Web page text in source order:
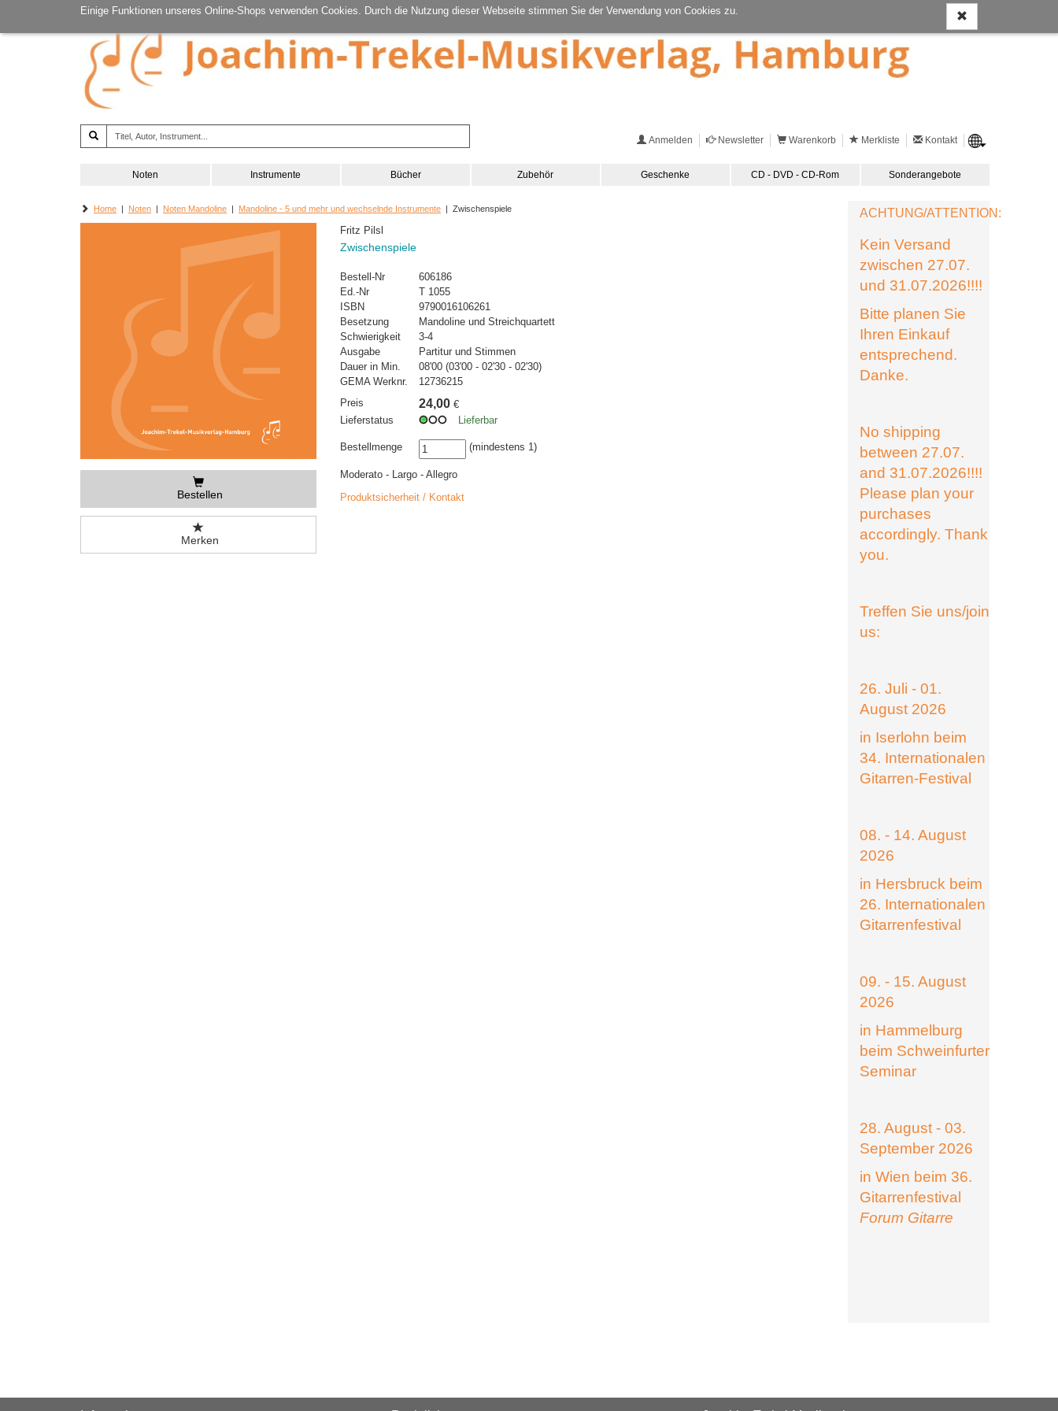
Einige Funktionen unseres Online-Shops verwenden Cookies. Durch die Nutzung dieser Webseite stimmen Sie der Verwendung von Cookies zu.
Anmelden Newsletter Warenkorb Merkliste Kontakt
Noten Instrumente Bücher Zubehör Geschenke CD - DVD - CD-Rom Sonderangebote
Home | Noten | Noten Mandoline | Mandoline - 5 und mehr und wechselnde Instrumente | Zwischenspiele
Bestellen
Merken
Fritz Pilsl
Zwischenspiele
Bestell-Nr
606186
Ed.-Nr
T 1055
ISBN
9790016106261
Besetzung
Mandoline und Streichquartett
Schwierigkeit
3-4
Ausgabe
Partitur und Stimmen
Dauer in Min.
08'00 (03'00 - 02'30 - 02'30)
GEMA Werknr.
12736215
Preis
24,00 €
Lieferstatus
Lieferbar
Bestellmenge (mindestens 1)
Moderato - Largo - Allegro
Produktsicherheit / Kontakt
ACHTUNG/ATTENTION:
Kein Versand
zwischen 27.07.
und 31.07.2026!!!!
Bitte planen Sie
Ihren Einkauf
entsprechend.
Danke.
No shipping
between 27.07.
and 31.07.2026!!!!
Please plan your
purchases
accordingly. Thank
you.
Treffen Sie uns/join
us:
26. Juli - 01.
August 2026
in Iserlohn beim
34. Internationalen
Gitarren-Festival
08. - 14. August
2026
in Hersbruck beim
26. Internationalen
Gitarrenfestival
09. - 15. August
2026
in Hammelburg
beim Schweinfurter
Seminar
28. August - 03.
September 2026
in Wien beim 36.
Gitarrenfestival
Forum Gitarre